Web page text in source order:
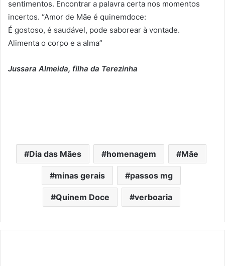
sentimentos. Encontrar a palavra certa nos momentos
incertos. “Amor de Mãe é quinemdoce:
É gostoso, é saudável, pode saborear à vontade.
Alimenta o corpo e a alma”
Jussara Almeida, filha da Terezinha
Dia das Mães homenagem Mãe
minas gerais passos mg
Quinem Doce verboaria